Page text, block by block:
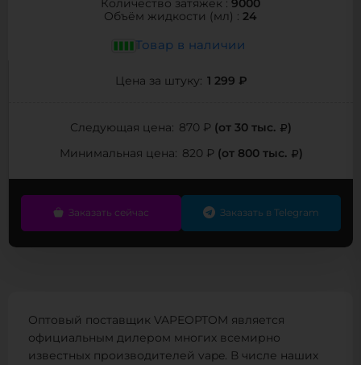
Количество затяжек : 9000
Объём жидкости (мл) : 24
Товар в наличии
Цена за штуку: 1 299 ₽
Следующая цена: 870 ₽ (от 30 тыс. )
Минимальная цена: 820 ₽ (от 800 тыс. )
Заказать сейчас Заказать в Telegram
Оптовый поставщик VAPEOPTOM является
официальным дилером многих всемирно
известных производителей vape. В числе наших